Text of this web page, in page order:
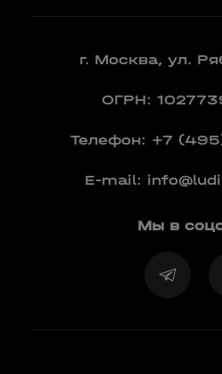
г. Москва, ул.
ОГРН:
Телефон: +7
E-mail:
Мы в